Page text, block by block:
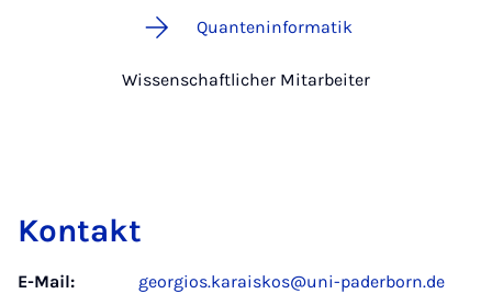
Quanteninformatik
Wissenschaftlicher Mitarbeiter
Kontakt
E-Mail: georgios.karaiskos@uni-paderborn.de